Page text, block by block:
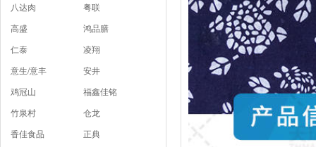
八达肉
粤联
高盛
鸿品膳
仁泰
凌翔
意生/意丰
安井
鸡冠山
福鑫佳铭
竹泉村
仓龙
香佳食品
正典